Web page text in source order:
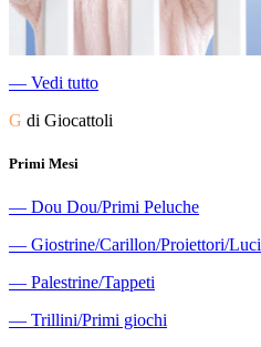
― Vedi tutto
G di Giocattoli
Primi Mesi
― Dou Dou/Primi Peluche
― Giostrine/Carillon/Proiettori/Luci
― Palestrine/Tappeti
― Trillini/Primi giochi